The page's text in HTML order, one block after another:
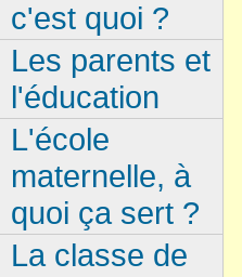
c'est quoi ?
Les parents et
l'éducation
L'école
maternelle, à
quoi ça sert ?
La classe de